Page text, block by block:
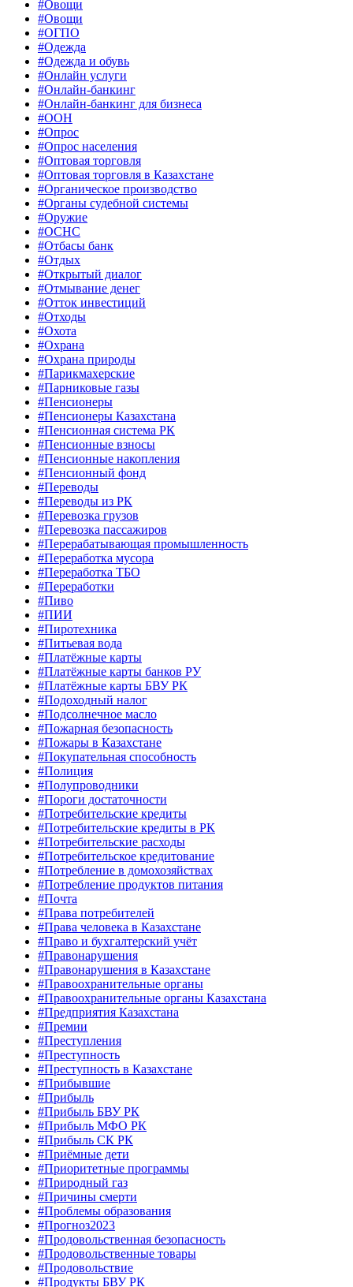
#Овощи
#Овощи
#ОГПО
#Одежда
#Одежда и обувь
#Онлайн услуги
#Онлайн-банкинг
#Онлайн-банкинг для бизнеса
#ООН
#Опрос
#Опрос населения
#Оптовая торговля
#Оптовая торговля в Казахстане
#Органическое производство
#Органы судебной системы
#Оружие
#ОСНС
#Отбасы банк
#Отдых
#Открытый диалог
#Отмывание денег
#Отток инвестиций
#Отходы
#Охота
#Охрана
#Охрана природы
#Парикмахерские
#Парниковые газы
#Пенсионеры
#Пенсионеры Казахстана
#Пенсионная система РК
#Пенсионные взносы
#Пенсионные накопления
#Пенсионный фонд
#Переводы
#Переводы из РК
#Перевозка грузов
#Перевозка пассажиров
#Перерабатывающая промышленность
#Переработка мусора
#Переработка ТБО
#Переработки
#Пиво
#ПИИ
#Пиротехника
#Питьевая вода
#Платёжные карты
#Платёжные карты банков РУ
#Платёжные карты БВУ РК
#Подоходный налог
#Подсолнечное масло
#Пожарная безопасность
#Пожары в Казахстане
#Покупательная способность
#Полиция
#Полупроводники
#Пороги достаточности
#Потребительские кредиты
#Потребительские кредиты в РК
#Потребительские расходы
#Потребительское кредитование
#Потребление в домохозяйствах
#Потребление продуктов питания
#Почта
#Права потребителей
#Права человека в Казахстане
#Право и бухгалтерский учёт
#Правонарушения
#Правонарушения в Казахстане
#Правоохранительные органы
#Правоохранительные органы Казахстана
#Предприятия Казахстана
#Премии
#Преступления
#Преступность
#Преступность в Казахстане
#Прибывшие
#Прибыль
#Прибыль БВУ РК
#Прибыль МФО РК
#Прибыль СК РК
#Приёмные дети
#Приоритетные программы
#Природный газ
#Причины смерти
#Проблемы образования
#Прогноз2023
#Продовольственная безопасность
#Продовольственные товары
#Продовольствие
#Продукты БВУ РК